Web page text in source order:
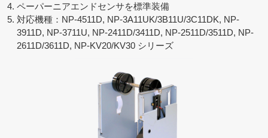
ペーパーニアエンドセンサを標準装備
対応機種：NP-4511D, NP-3A11UK/3B11U/3C11DK, NP-
3911D, NP-3711U, NP-2411D/3411D, NP-2511D/3511D, NP-
2611D/3611D, NP-KV20/KV30 シリーズ